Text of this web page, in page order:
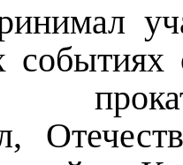
событиях